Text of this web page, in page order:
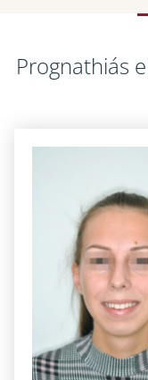
Prognathiás